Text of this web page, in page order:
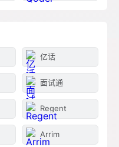
亿话
面试通
Regent
Arrim